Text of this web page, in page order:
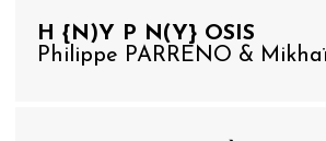
H {N)Y P N(Y} OSIS
Philippe PARRENO &